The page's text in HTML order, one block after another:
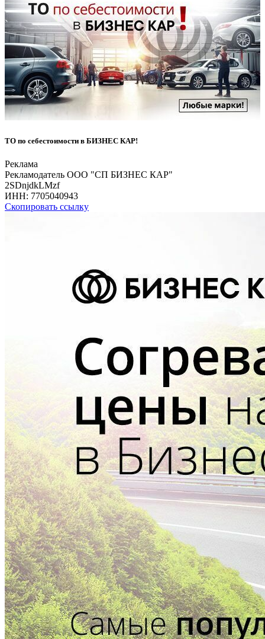
ТО по себестоимости в БИЗНЕС КАР!
Реклама
Рекламодатель ООО "СП БИЗНЕС КАР"
2SDnjdkLMzf
ИНН: 7705040943
Скопировать ссылку